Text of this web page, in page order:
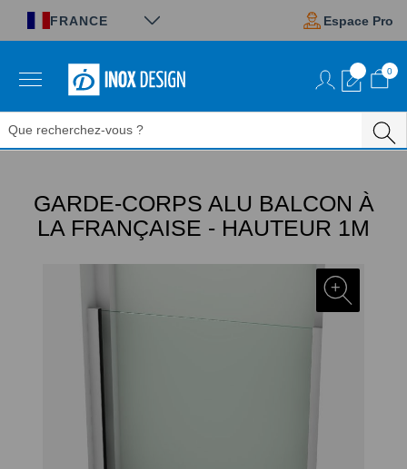
FRANCE Espace Pro
0
contenu
GARDE-CORPS ALU BALCON À
LA FRANÇAISE - HAUTEUR 1M
Panneau de gestion des cookies